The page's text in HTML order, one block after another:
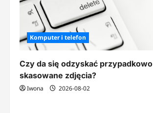
Komputer i telefon
Czy da się odzyskać przypadkowo
skasowane zdjęcia?
Iwona 2026-08-02